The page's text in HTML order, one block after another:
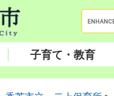
ー
ワ
ー
子育て・教育